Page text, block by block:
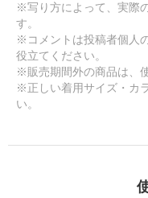
※写り方によって、実際
す。
※コメントは投稿者個人
役立てください。
※販売期間外の商品は、
※正しい着用サイズ・カ
い。